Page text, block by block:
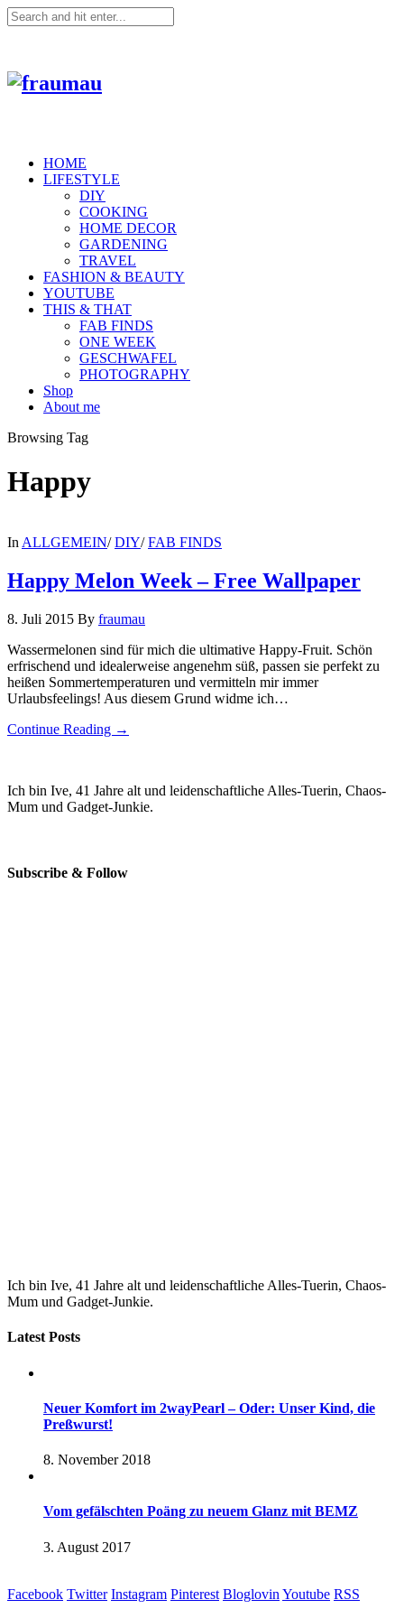
HOME
LIFESTYLE
DIY
COOKING
HOME DECOR
GARDENING
TRAVEL
FASHION & BEAUTY
YOUTUBE
THIS & THAT
FAB FINDS
ONE WEEK
GESCHWAFEL
PHOTOGRAPHY
Shop
About me
Browsing Tag
Happy
In ALLGEMEIN/ DIY/ FAB FINDS
Happy Melon Week – Free Wallpaper
8. Juli 2015 By fraumau
Wassermelonen sind für mich die ultimative Happy-Fruit. Schön
erfrischend und idealerweise angenehm süß, passen sie perfekt zu
heißen Sommertemperaturen und vermitteln mir immer
Urlaubsfeelings! Aus diesem Grund widme ich…
Continue Reading →
Ich bin Ive, 41 Jahre alt und leidenschaftliche Alles-Tuerin, Chaos-
Mum und Gadget-Junkie.
Subscribe & Follow
Ich bin Ive, 41 Jahre alt und leidenschaftliche Alles-Tuerin, Chaos-
Mum und Gadget-Junkie.
Latest Posts
Neuer Komfort im 2wayPearl – Oder: Unser Kind, die
Preßwurst!
8. November 2018
Vom gefälschten Poäng zu neuem Glanz mit BEMZ
3. August 2017
Facebook Twitter Instagram Pinterest Bloglovin Youtube RSS